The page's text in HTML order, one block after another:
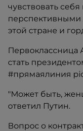
чувствовать
перспективными
этой стране и
Первоклассница
стать
#прямаялиния
"Может быть,
ответил Путин.
Вопрос о